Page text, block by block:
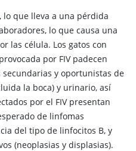
lo que lleva a una pérdida
lo que causa una
las célula. Los gatos con
por FIV padecen
y oportunistas de
la boca) y urinario, así
por el FIV presentan
de linfomas
del tipo de linfocitos B, y
(neoplasias y displasias).